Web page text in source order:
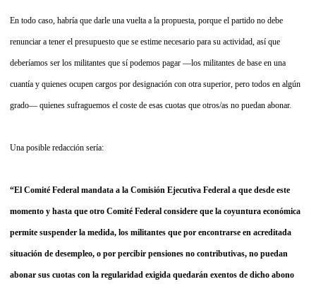
En todo caso, habría que darle una vuelta a la propuesta, porque el partido no debe
renunciar a tener el presupuesto que se estime necesario para su actividad, así que
deberíamos ser los militantes que sí podemos pagar —los militantes de base en una
cuantía y quienes ocupen cargos por designación con otra superior, pero todos en algún
grado— quienes sufraguemos el coste de esas cuotas que otros/as no puedan abonar.
Una posible redacción sería:
“El Comité Federal mandata a la Comisión Ejecutiva Federal a que desde este
momento y hasta que otro Comité Federal considere que la coyuntura económica
permite suspender la medida, los militantes que por encontrarse en acreditada
situación de desempleo, o por percibir pensiones no contributivas, no puedan
abonar sus cuotas con la regularidad exigida quedarán exentos de dicho abono